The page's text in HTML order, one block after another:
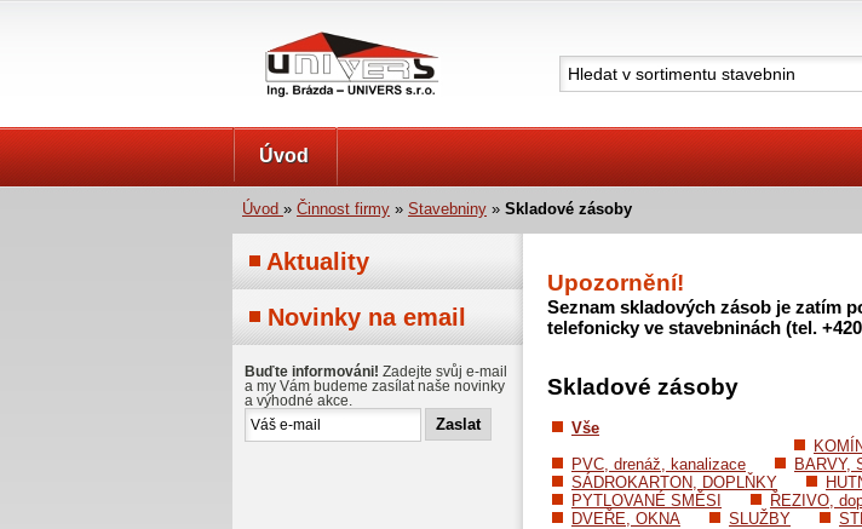
Úvod
Úvod » Činnost firmy » Stavebniny » Skladové zásoby
Upozornění!
Seznam skladových zásob je zatím
telefonicky ve stavebninách (tel.
Skladové zásoby
Vše
PVC, drenáž, kanalizace
BARVY,
SÁDROKARTON, DOPLŇKY
PYTLOVANÉ SMĚSI
ŘEZIVO,
DVEŘE, OKNA
SLUŽBY
Aktuality
Novinky na email
Buďte informováni! Zadejte svůj e-mail
a my Vám budeme zasílat naše novinky
a výhodné akce.